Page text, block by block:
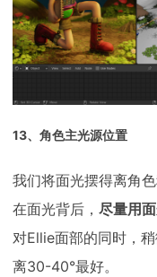
13、角色主光源位置
我们将面光摆得离角
在面光背后， 尽量用
对Ellie面部的同时，
离30-40°最好。